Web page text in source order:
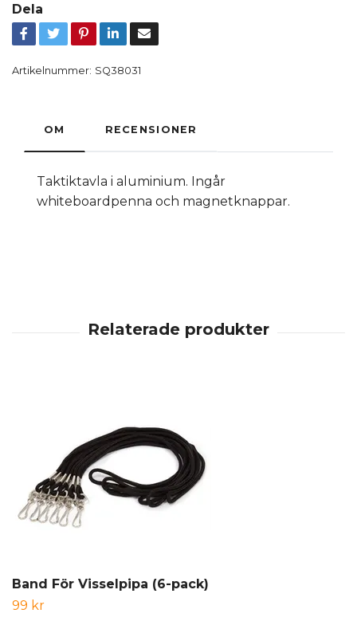
Dela
Artikelnummer: SQ38031
OM RECENSIONER
Taktiktavla i aluminium. Ingår
whiteboardpenna och magnetknappar.
Band För Visselpipa (6-pack)
99 kr